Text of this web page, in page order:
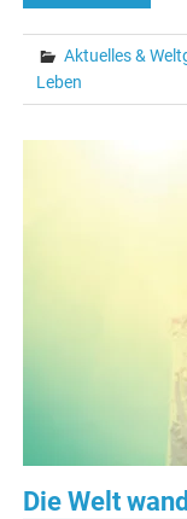
Aktuelles &
Leben
Die Welt